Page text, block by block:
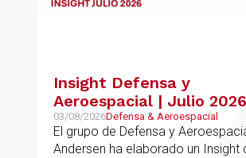
Insight Defensa y
Aeroespacial | Julio 2026
03/08/2026Defensa & Aeroespacial
El grupo de Defensa y
Andersen ha elaborado un Insight